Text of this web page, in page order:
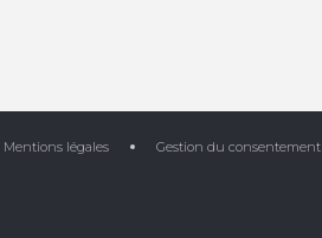
Mentions légales Gestion du consentement